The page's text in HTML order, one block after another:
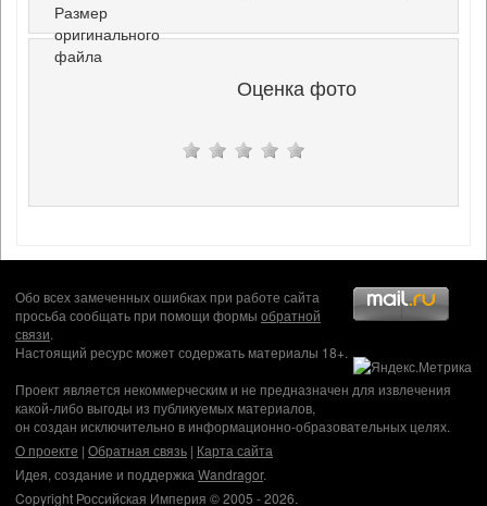
Размер
оригинального
файла
Оценка фото
Обо всех замеченных ошибках при работе сайта
просьба сообщать при помощи формы обратной
связи.
Настоящий ресурс может содержать материалы 18+.
Проект является некоммерческим и не предназначен для извлечения
какой-либо выгоды из публикуемых материалов,
он создан исключительно в информационно-образовательных целях.
О проекте | Обратная связь | Карта сайта
Идея, создание и поддержка Wandragor.
Copyright Российская Империя © 2005 - 2026.